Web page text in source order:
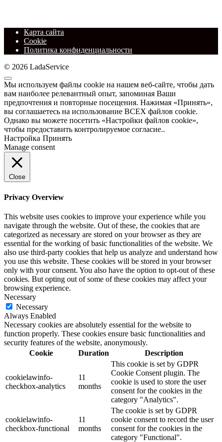
Карта сайта
Cookie
Политика конфиденциальности
© 2026 LadaService
Мы используем файлы cookie на нашем веб-сайте, чтобы дать
вам наиболее релевантный опыт, запоминая Ваши
предпочтения и повторные посещения. Нажимая «Принять»,
вы соглашаетесь на использование ВСЕХ файлов cookie.
Однако вы можете посетить «Настройки файлов cookie»,
чтобы предоставить контролируемое согласие..
Настройка Принять
Manage consent
Close
Privacy Overview
This website uses cookies to improve your experience while you
navigate through the website. Out of these, the cookies that are
categorized as necessary are stored on your browser as they are
essential for the working of basic functionalities of the website. We
also use third-party cookies that help us analyze and understand how
you use this website. These cookies will be stored in your browser
only with your consent. You also have the option to opt-out of these
cookies. But opting out of some of these cookies may affect your
browsing experience.
Necessary
Necessary
Always Enabled
Necessary cookies are absolutely essential for the website to
function properly. These cookies ensure basic functionalities and
security features of the website, anonymously.
Cookie
Duration Description
cookielawinfo-
checkbox-analytics
11
months
This cookie is set by GDPR
Cookie Consent plugin. The
cookie is used to store the user
consent for the cookies in the
category "Analytics".
cookielawinfo-
checkbox-functional
11
months
The cookie is set by GDPR
cookie consent to record the user
consent for the cookies in the
category "Functional".